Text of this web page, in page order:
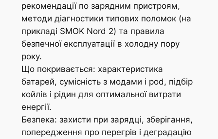
рекомендації по зарядним пристроям,
методи діагностики типових поломок (на
прикладі SMOK Nord 2) та правила
безпечної експлуатації в холодну пору
року.
Що покривається: характеристика
батарей, сумісність з модами і pod, підбір
койлів і рідин для оптимальної витрати
енергії.
Безпека: захисти при зарядці, зберігання,
попередження про перегрів і деградацію